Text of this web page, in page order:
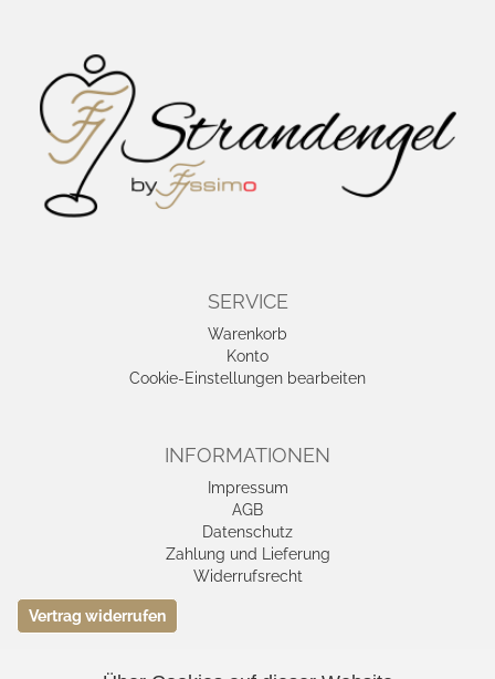
SERVICE
Warenkorb
Konto
Cookie-Einstellungen bearbeiten
INFORMATIONEN
Impressum
AGB
Datenschutz
Zahlung und Lieferung
Widerrufsrecht
Vertrag widerrufen